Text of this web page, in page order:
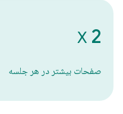
2
X
صفحات بیشتر در هر جلسه